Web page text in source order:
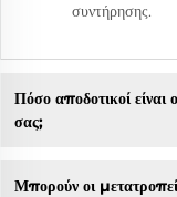
συντήρησης.
Πόσο αποδοτικοί είναι
σας;
Μπορούν οι